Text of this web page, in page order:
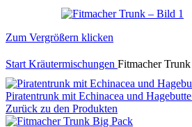
Zum Vergrößern klicken
Start Kräutermischungen Fitmacher Trunk
Piratentrunk mit Echinacea und Hagebutte
Zurück zu den Produkten